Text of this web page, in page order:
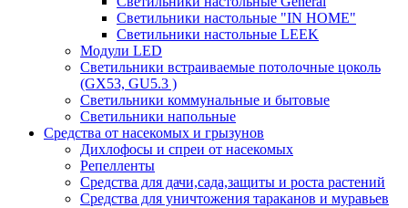
Светильники настольные "IN HOME"
Светильники настольные LEEK
Модули LED
Светильники встраиваемые потолочные цоколь
(GX53, GU5.3 )
Светильники коммунальные и бытовые
Светильники напольные
Средства от насекомых и грызунов
Дихлофосы и спреи от насекомых
Репелленты
Средства для дачи,сада,защиты и роста растений
Средства для уничтожения тараканов и муравьев